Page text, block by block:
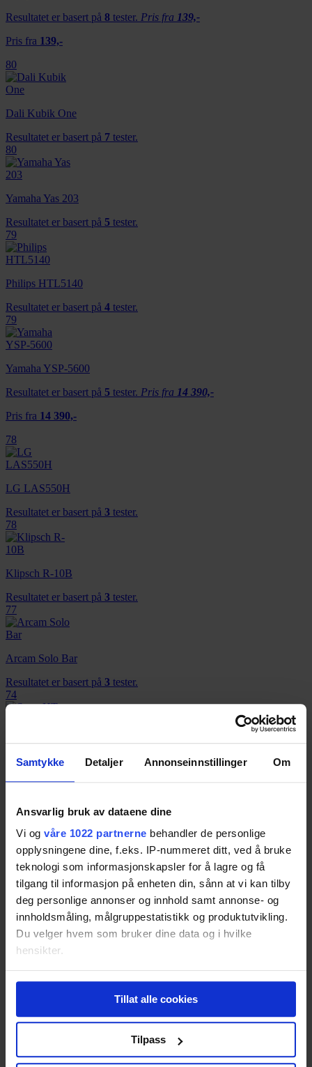
Samtykke Detaljer Annonseinnstillinger Om
Ansvarlig bruk av dataene dine
Vi og våre 1022 partnerne behandler de personlige
opplysningene dine, f.eks. IP-nummeret ditt, ved å bruke
teknologi som informasjonskapsler for å lagre og få
tilgang til informasjon på enheten din, sånn at vi kan tilby
deg personlige annonser og innhold samt annonse- og
innholdsmåling, målgruppestatistikk og produktutvikling.
Du velger hvem som bruker dine data og i hvilke
hensikter.
Hvis du gir oss lov, vil vi også gjerne:
Innhente informasjon om den geografiske
beliggenheten din, som kan være nøyaktig innenfor
Identifisere enheten din ved å aktivt skanne den
Tillat alle cookies
Tilpass
Resultatet er basert på 8 tester. Pris fra 139,-
Pris fra 139,-
80
Dali Kubik One
Resultatet er basert på 7 tester.
80
Yamaha Yas 203
Resultatet er basert på 5 tester.
79
Philips HTL5140
Resultatet er basert på 4 tester.
79
Yamaha YSP-5600
Resultatet er basert på 5 tester. Pris fra 14 390,-
Pris fra 14 390,-
78
LG LAS550H
Resultatet er basert på 3 tester.
78
Klipsch R-10B
Resultatet er basert på 3 tester.
77
Arcam Solo Bar
Resultatet er basert på 3 tester.
74
Sony HT-CT770
Resultatet er basert på4tester.
73
Orbitsound M10
Resultatet er basert på4tester.
73
Cambridge Audio TVB2
Resultatet er basert på4tester.
Resultatet er basert på6tester.